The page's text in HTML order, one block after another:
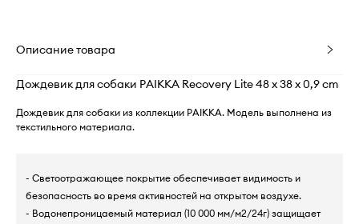
Описание товара
Дождевик для собаки PAIKKA Recovery Lite 48 x 38 x 0,9 cm
Дождевик для собаки из коллекции PAIKKA. Модель выполнена из
текстильного материала.
- Светоотражающее покрытие обеспечивает видимость и
безопасность во время активностей на открытом воздухе.
- Водонепроницаемый материал (10 000 мм/м2/24г) защищает